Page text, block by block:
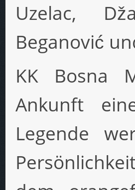
Uzelac,
Beganović
KK Bosna
Ankunft
Legende